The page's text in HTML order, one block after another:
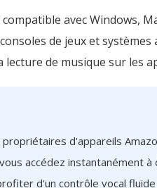
avec Windows,
de jeux et
de musique sur les
d'appareils
accédez instantanément
d'un contrôle vocal